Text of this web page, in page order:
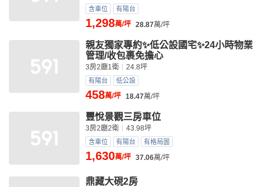
含車位 有陽台
1,298萬/坪 28.87萬/坪
親友獨家專約✨低公設國宅✨24小時物業
管理/收包裹免擔心
3房2廳1衛 24.8坪
有陽台 低公設
458萬/坪 18.47萬/坪
豐悅景觀三房車位
3房2廳2衛 43.98坪
含車位 有陽台 有格局圖
1,630萬/坪 37.06萬/坪
鼎藏大硯2房